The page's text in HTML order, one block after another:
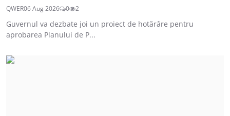
QWER06 Aug 2026 0 2
Guvernul va dezbate joi un proiect de hotărâre pentru
aprobarea Planului de P...